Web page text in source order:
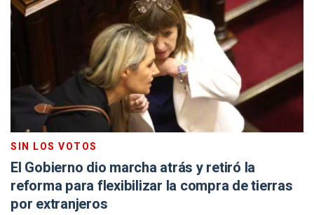
SIN LOS VOTOS
El Gobierno dio marcha atrás y retiró la
reforma para flexibilizar la compra de tierras
por extranjeros